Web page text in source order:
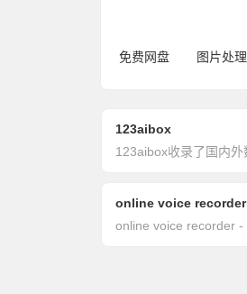
免费网盘 图片处理
123aibox